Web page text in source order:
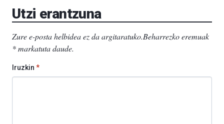
Utzi erantzuna
Zure e-posta helbidea ez da argitaratuko.Beharrezko eremuak
*markatuta daude.
Iruzkin *